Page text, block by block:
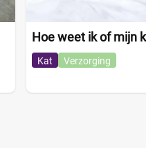
Hoe weet ik of mijn
Kat Verzorging